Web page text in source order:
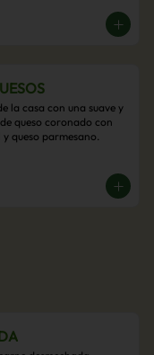
la casa con una suave y
queso coronado con
queso parmesano.